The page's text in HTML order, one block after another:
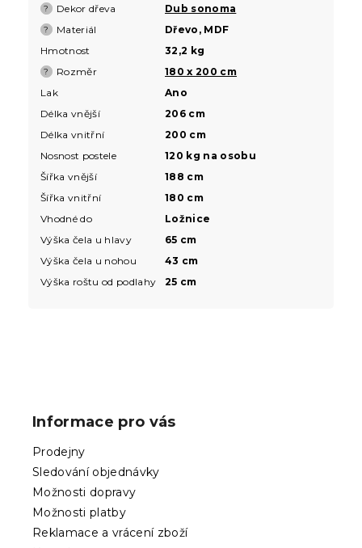
? Dekor dřeva Dub sonoma
? Materiál
Dřevo, MDF
Hmotnost
32,2 kg
? Rozměr
180 x 200 cm
Lak
Ano
Délka vnější
206 cm
Délka vnitřní
200 cm
Nosnost postele
120 kg na osobu
Šířka vnější
188 cm
Šířka vnitřní
180 cm
Vhodné do
Ložnice
Výška čela u hlavy
65 cm
Výška čela u nohou
43 cm
Výška roštu od podlahy
25 cm
Informace pro vás
Prodejny
Sledování objednávky
Možnosti dopravy
Možnosti platby
Reklamace a vrácení zboží